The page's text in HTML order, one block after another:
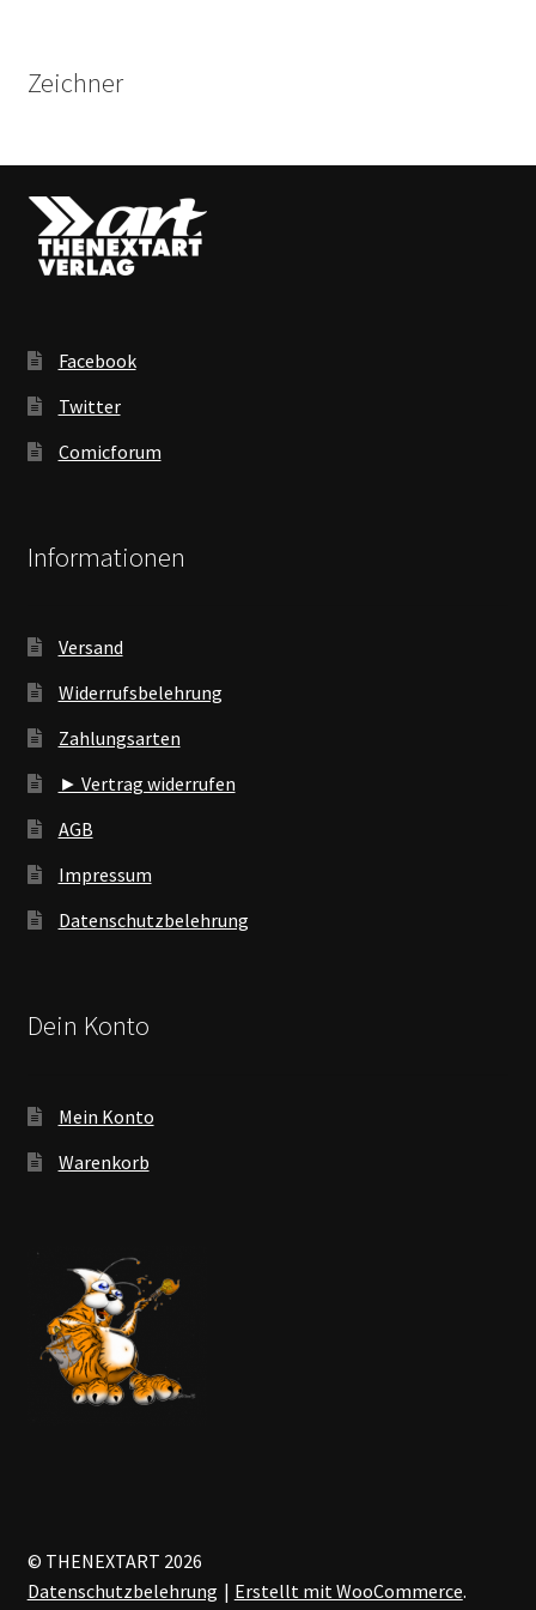
Zeichner
Facebook
Twitter
Comicforum
Informationen
Versand
Widerrufsbelehrung
Zahlungsarten
► Vertrag widerrufen
AGB
Impressum
Datenschutzbelehrung
Dein Konto
Mein Konto
Warenkorb
© THENEXTART 2026
Datenschutzbelehrung
Erstellt mit WooCommerce.